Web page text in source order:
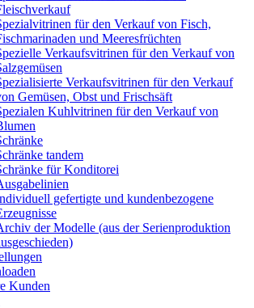
für den Verkauf von Fisch,
und Meeresfrüchten
Verkaufsvitrinen für den Verkauf von
Verkaufsvitrinen für den Verkauf
Gemüsen, Obst und Frischsäft
Kuhlvitrinen für den Verkauf von
tandem
für Konditorei
gefertigte und kundenbezogene
der Modelle (aus der Serienproduktion
Kunden